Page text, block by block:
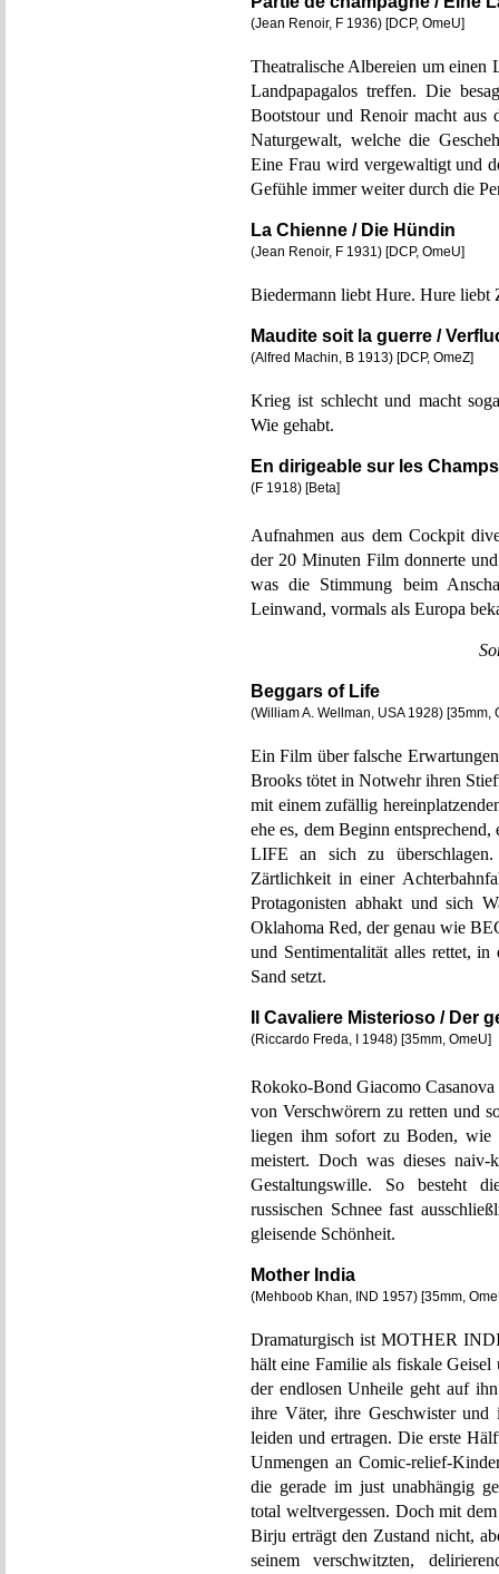
(Jean Renoir, F 1936) [DCP, OmeU]
Theatralische Albereien um einen
Landpapagalos treffen. Die
Bootstour und Renoir macht aus
Naturgewalt, welche die
Eine Frau wird vergewaltigt und
Gefühle immer weiter durch die
La Chienne / Die Hündin
(Jean Renoir, F 1931) [DCP, OmeU]
Biedermann liebt Hure. Hure liebt
Maudite soit la guerre /
(Alfred Machin, B 1913) [DCP, OmeZ]
Krieg ist schlecht und macht
Wie gehabt.
En dirigeable sur les
(F 1918) [Beta]
Aufnahmen aus dem Cockpit
der 20 Minuten Film donnerte
was die Stimmung beim
Leinwand, vormals als Europa
Beggars of Life
(William A. Wellman, USA 1928) [35mm,
Ein Film über falsche
Brooks tötet in Notwehr ihren
mit einem zufällig
ehe es, dem Beginn
LIFE an sich zu
Zärtlichkeit in einer
Protagonisten abhakt und sich
Oklahoma Red, der genau wie
und Sentimentalität alles rettet,
Sand setzt.
Il Cavaliere Misterioso / Der
(Riccardo Freda, I 1948) [35mm, OmeU]
Rokoko-Bond Giacomo
von Verschwörern zu retten und
liegen ihm sofort zu Boden, wie
meistert. Doch was dieses naiv-
Gestaltungswille. So besteht
russischen Schnee fast
gleisende Schönheit.
Mother India
(Mehboob Khan, IND 1957) [35mm,
Dramaturgisch ist MOTHER
hält eine Familie als fiskale Geisel
der endlosen Unheile geht auf
ihre Väter, ihre Geschwister
leiden und ertragen. Die erste
Unmengen an Comic-relief-
die gerade im just unabhängig
total weltvergessen. Doch mit
Birju erträgt den Zustand nicht,
seinem verschwitzten,